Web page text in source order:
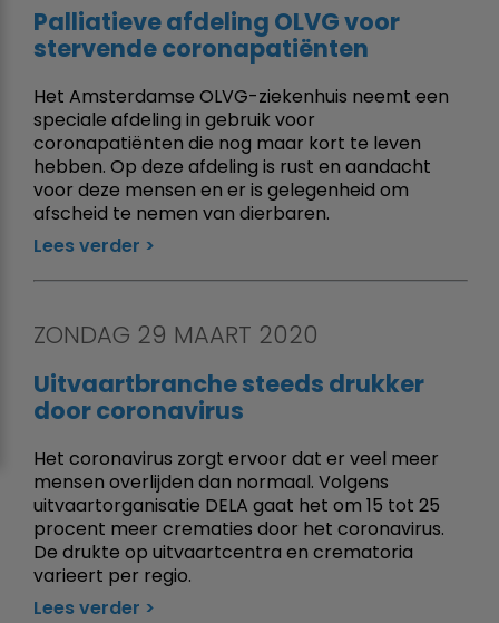
Palliatieve afdeling OLVG voor
stervende coronapatiënten
Het Amsterdamse OLVG-ziekenhuis neemt een
speciale afdeling in gebruik voor
coronapatiënten die nog maar kort te leven
hebben. Op deze afdeling is rust en aandacht
voor deze mensen en er is gelegenheid om
afscheid te nemen van dierbaren.
Lees verder
ZONDAG 29 MAART 2020
Uitvaartbranche steeds drukker
door coronavirus
Het coronavirus zorgt ervoor dat er veel meer
mensen overlijden dan normaal. Volgens
uitvaartorganisatie DELA gaat het om 15 tot 25
procent meer crematies door het coronavirus.
De drukte op uitvaartcentra en crematoria
varieert per regio.
Lees verder